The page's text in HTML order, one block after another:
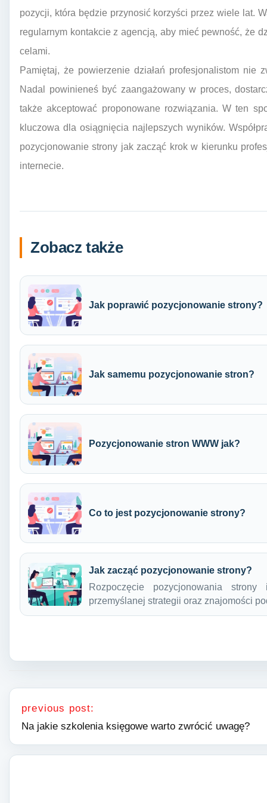
pozycji, która będzie przynosić korzyści przez wiele lat.
regularnym kontakcie z agencją, aby mieć pewność, że
celami.
Pamiętaj, że powierzenie działań profesjonalistom nie
Nadal powinieneś być zaangażowany w proces,
także akceptować proponowane rozwiązania. W ten
kluczowa dla osiągnięcia najlepszych wyników.
pozycjonowanie strony jak zacząć krok w kierunku
internecie.
Zobacz także
Jak poprawić pozycjonowanie strony?
Jak samemu pozycjonowanie stron?
Pozycjonowanie stron WWW jak?
Co to jest pozycjonowanie strony?
Jak zacząć pozycjonowanie strony?
Rozpoczęcie pozycjonowania
przemyślanej strategii oraz znajomości
Nawigacja wpisu
previous post:
Na jakie szkolenia księgowe warto zwrócić uwagę?